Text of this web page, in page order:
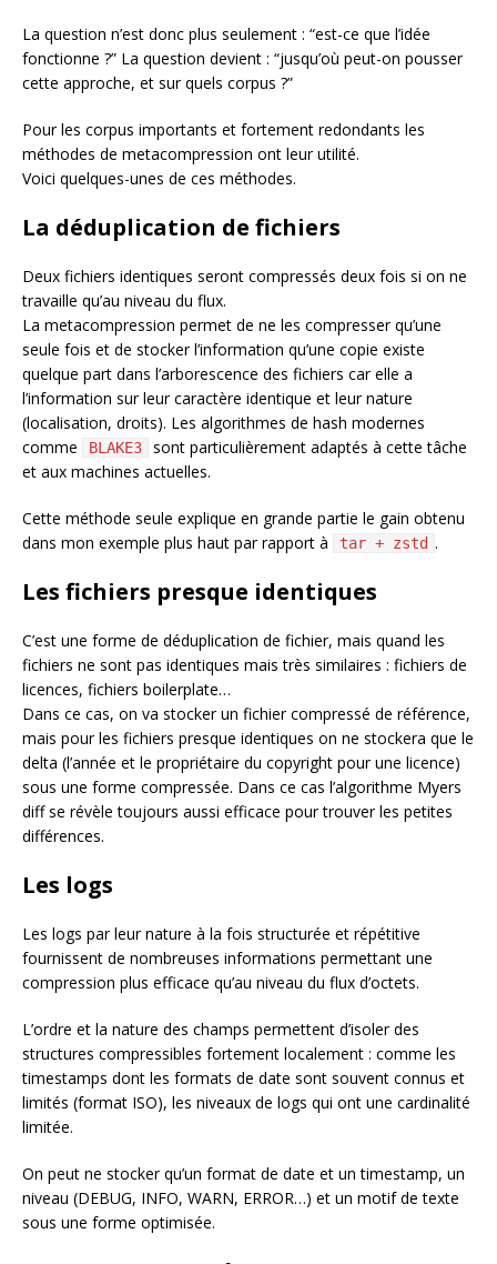
La question n’est donc plus seulement : “est-ce que l’idée
fonctionne ?” La question devient : “jusqu’où peut-on pousser
cette approche, et sur quels corpus ?”
Pour les corpus importants et fortement redondants les
méthodes de metacompression ont leur utilité.
Voici quelques-unes de ces méthodes.
La déduplication de fichiers
Deux fichiers identiques seront compressés deux fois si on ne
travaille qu’au niveau du flux.
La metacompression permet de ne les compresser qu’une
seule fois et de stocker l’information qu’une copie existe
quelque part dans l’arborescence des fichiers car elle a
l’information sur leur caractère identique et leur nature
(localisation, droits). Les algorithmes de hash modernes
comme
BLAKE3
sont particulièrement adaptés à cette tâche
et aux machines actuelles.
Cette méthode seule explique en grande partie le gain obtenu
dans mon exemple plus haut par rapport à
tar + zstd .
Les fichiers presque identiques
C’est une forme de déduplication de fichier, mais quand les
fichiers ne sont pas identiques mais très similaires : fichiers de
licences, fichiers boilerplate…
Dans ce cas, on va stocker un fichier compressé de référence,
mais pour les fichiers presque identiques on ne stockera que le
delta (l’année et le propriétaire du copyright pour une licence)
sous une forme compressée. Dans ce cas l’algorithme Myers
diff se révèle toujours aussi efficace pour trouver les petites
différences.
Les logs
Les logs par leur nature à la fois structurée et répétitive
fournissent de nombreuses informations permettant une
compression plus efficace qu’au niveau du flux d’octets.
L’ordre et la nature des champs permettent d’isoler des
structures compressibles fortement localement : comme les
timestamps dont les formats de date sont souvent connus et
limités (format ISO), les niveaux de logs qui ont une cardinalité
limitée.
On peut ne stocker qu’un format de date et un timestamp, un
niveau (DEBUG, INFO, WARN, ERROR…) et un motif de texte
sous une forme optimisée.